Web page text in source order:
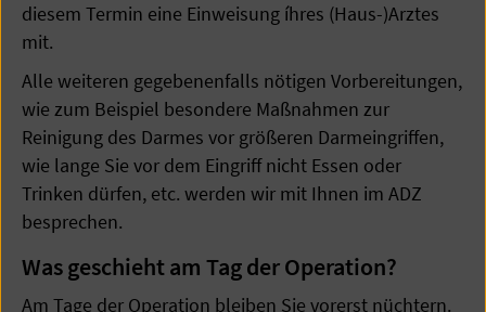
diesem Termin eine Einweisung íhres (Haus-)Arztes
mit.
Alle weiteren gegebenenfalls nötigen Vorbereitungen,
wie zum Beispiel besondere Maßnahmen zur
Reinigung des Darmes vor größeren Darmeingriffen,
wie lange Sie vor dem Eingriff nicht Essen oder
Trinken dürfen, etc. werden wir mit Ihnen im ADZ
besprechen.
Was geschieht am Tag der Operation?
Am Tage der Operation bleiben Sie vorerst nüchtern.